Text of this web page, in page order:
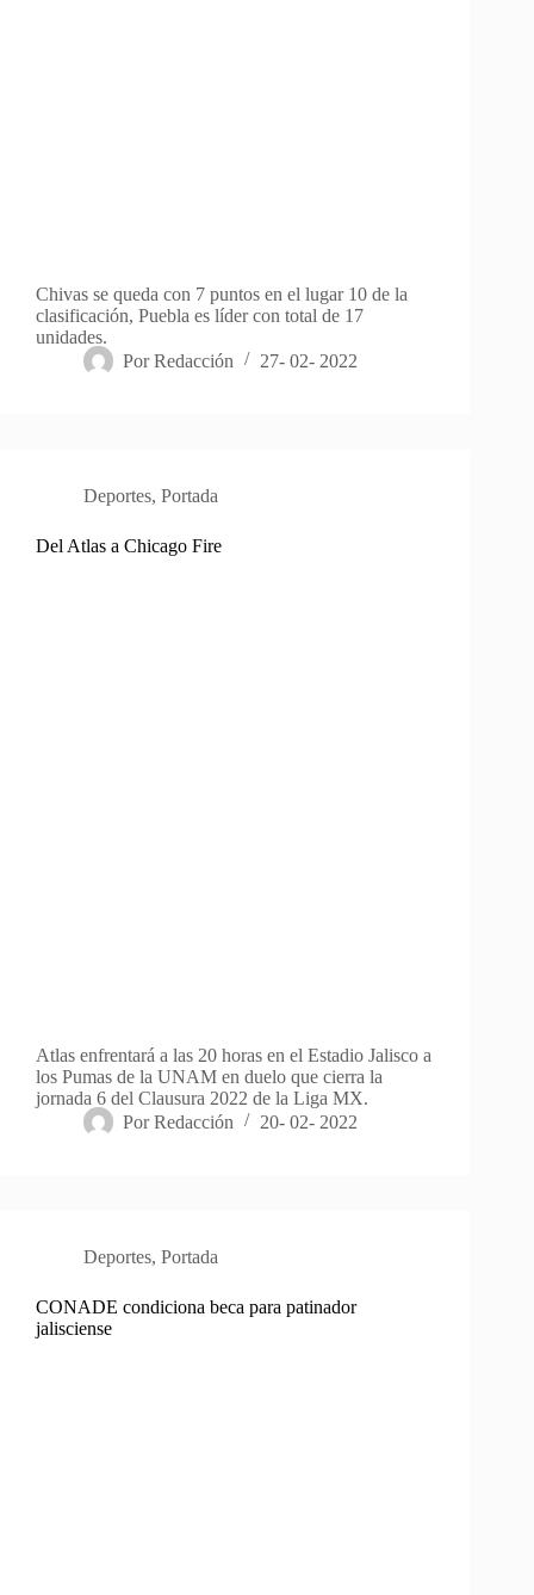
Chivas se queda con 7 puntos en el lugar 10 de la
clasificación, Puebla es líder con total de 17
unidades.
Por Redacción 27- 02- 2022
Deportes, Portada
Del Atlas a Chicago Fire
Atlas enfrentará a las 20 horas en el Estadio Jalisco a
los Pumas de la UNAM en duelo que cierra la
jornada 6 del Clausura 2022 de la Liga MX.
Por Redacción 20- 02- 2022
Deportes, Portada
CONADE condiciona beca para patinador
jalisciense